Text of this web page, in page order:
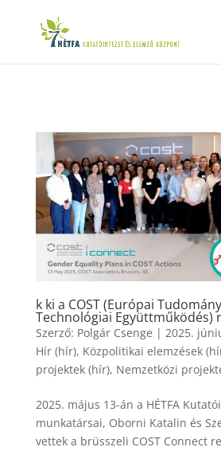
k ki a COST (Európai
Technológiai Együttműködés)
Szerző: Polgár Csenge | 2025.
Hír (hír), Közpolitikai elemzések
projektek (hír), Nemzetközi
2025. május 13-án a HÉTFA
munkatársai, Oborni Katalin és
vettek a brüsszeli COST Connect